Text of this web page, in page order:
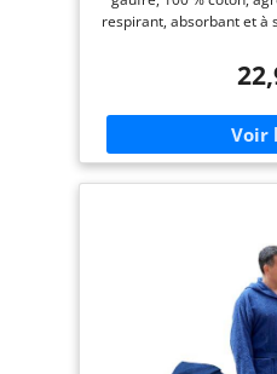
respirant, absorbant et à
sport ou de voyage I
voyage et peignoir pour
sèche-linge - Certifié
Standard 100 Le
confère au peignoir un
Noël sur le thème du
Longueur à partir des